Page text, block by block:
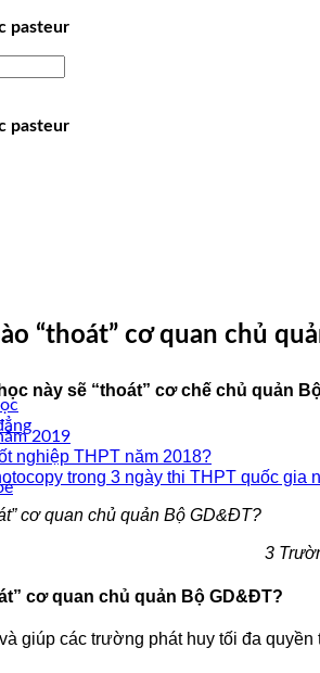
pasteur
pasteur
“thoát” cơ quan chủ
này sẽ “thoát” cơ chế chủ quản
2019
nghiệp THPT năm 2018?
trong 3 ngày thi THPT quốc gia
3
cơ quan chủ quản Bộ GD&ĐT?
giúp các trường phát huy tối đa